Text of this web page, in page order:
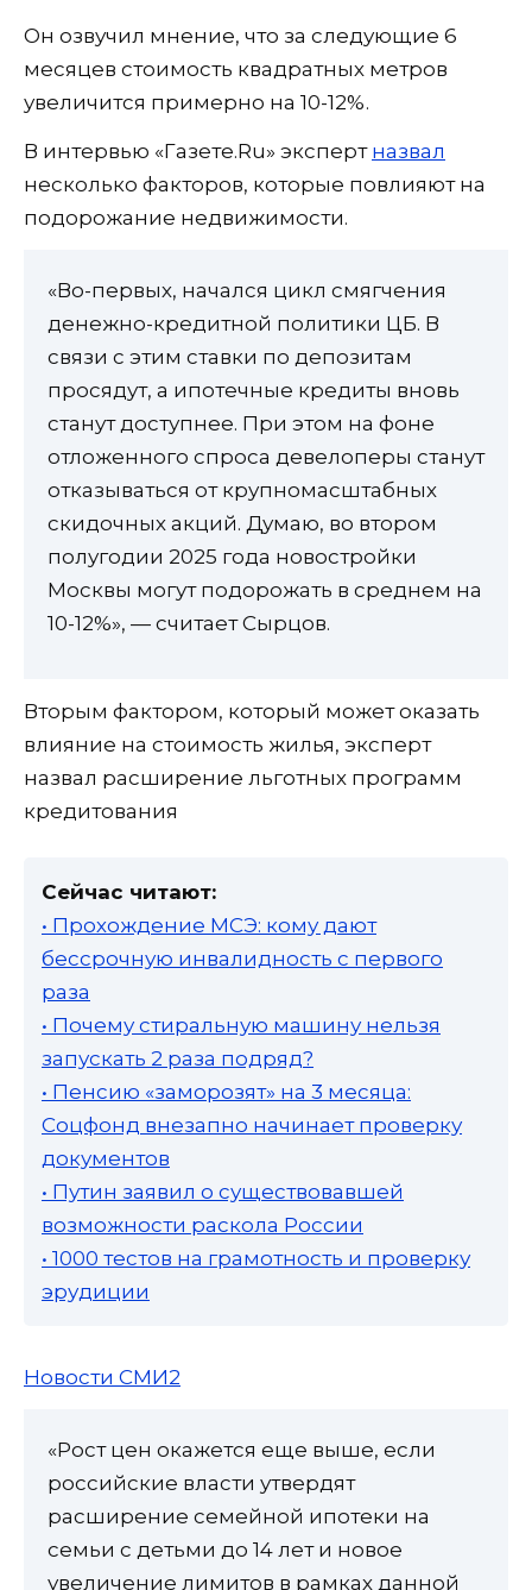
Он озвучил мнение, что за следующие 6
месяцев стоимость квадратных метров
увеличится примерно на 10-12%.
В интервью «Газете.Ru» эксперт назвал
несколько факторов, которые повлияют на
подорожание недвижимости.
«Во-первых, начался цикл смягчения
денежно-кредитной политики ЦБ. В
связи с этим ставки по депозитам
просядут, а ипотечные кредиты вновь
станут доступнее. При этом на фоне
отложенного спроса девелоперы станут
отказываться от крупномасштабных
скидочных акций. Думаю, во втором
полугодии 2025 года новостройки
Москвы могут подорожать в среднем на
10-12%», — считает Сырцов.
Вторым фактором, который может оказать
влияние на стоимость жилья, эксперт
назвал расширение льготных программ
кредитования
Сейчас читают:
• Прохождение МСЭ: кому дают
бессрочную инвалидность с первого
раза
• Почему стиральную машину нельзя
запускать 2 раза подряд?
• Пенсию «заморозят» на 3 месяца:
Соцфонд внезапно начинает проверку
документов
• Путин заявил о существовавшей
возможности раскола России
• 1000 тестов на грамотность и проверку
эрудиции
Новости СМИ2
«Рост цен окажется еще выше, если
российские власти утвердят
расширение семейной ипотеки на
семьи с детьми до 14 лет и новое
увеличение лимитов в рамках данной